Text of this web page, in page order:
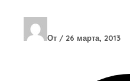
От / 26 марта, 2013